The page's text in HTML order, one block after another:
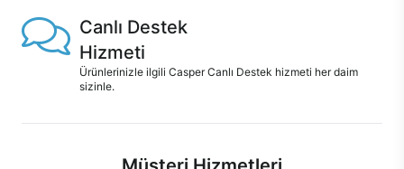
Canlı Destek
Hizmeti
Ürünlerinizle ilgili Casper Canlı Destek hizmeti her daim
sizinle.